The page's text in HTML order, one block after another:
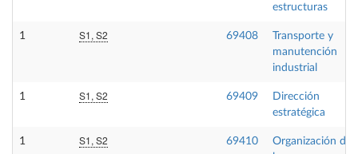
estructuras
1 S1, S2 69408
Transporte y
manutención
industrial
1 S1, S2 69409
Dirección
estratégica
1 S1, S2 69410
Organización de